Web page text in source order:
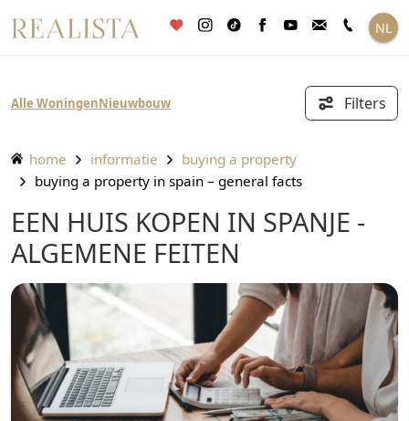
naar
NL
Alle Woningen Nieuwbouw Filters
home informatie
buying a property
buying a property in spain – general facts
EEN HUIS KOPEN IN SPANJE -
ALGEMENE FEITEN